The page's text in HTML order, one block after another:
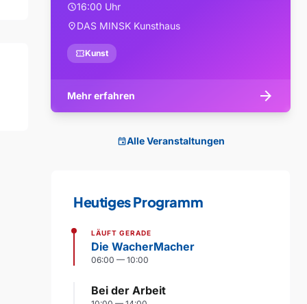
schedule16:00 Uhr
location_onDAS MINSK Kunsthaus
confirmation_numberKunst
Mehr erfahren arrow_forward
eventAlle Veranstaltungen
Heutiges Programm
LÄUFT GERADE
Die WacherMacher
06:00 — 10:00
Bei der Arbeit